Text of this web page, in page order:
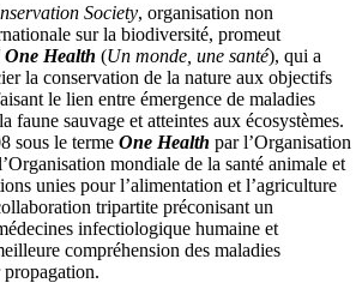
Society, organisation non
sur la biodiversité, promeut
Health (Un monde, une santé), qui a
la conservation de la nature aux objectifs
le lien entre émergence de maladies
faune sauvage et atteintes aux écosystèmes.
sous le terme One Health par l’Organisation
mondiale de la santé animale et
unies pour l’alimentation et l’agriculture
tripartite préconisant un
infectiologique humaine et
compréhension des maladies